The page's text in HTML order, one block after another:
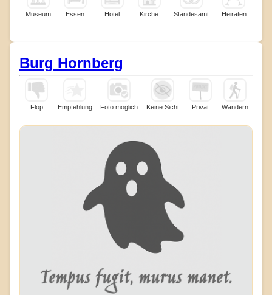
Museum Essen Hotel Kirche Standesamt Heiraten
Burg Hornberg
Flop Empfehlung Foto möglich Keine Sicht Privat Wandern